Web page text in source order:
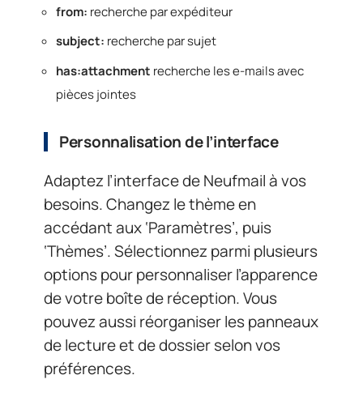
from: recherche par expéditeur
subject: recherche par sujet
has:attachment recherche les e-mails avec
pièces jointes
Personnalisation de l’interface
Adaptez l’interface de Neufmail à vos
besoins. Changez le thème en
accédant aux ‘Paramètres’, puis
‘Thèmes’. Sélectionnez parmi plusieurs
options pour personnaliser l’apparence
de votre boîte de réception. Vous
pouvez aussi réorganiser les panneaux
de lecture et de dossier selon vos
préférences.